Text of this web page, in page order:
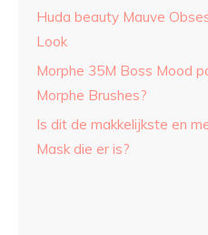
Huda beauty Mauve
Look
Morphe 35M Boss Mood
Morphe Brushes?
Is dit de makkelijkste en
Mask die er is?